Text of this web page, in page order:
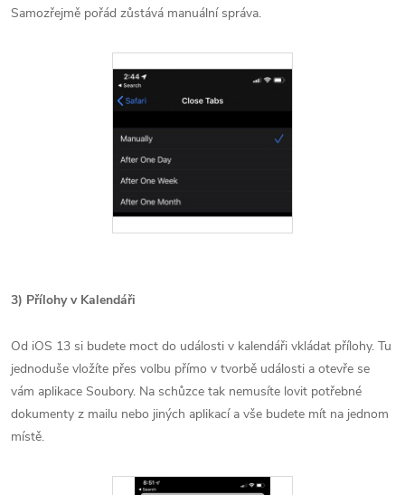
Samozřejmě pořád zůstává manuální správa.
3) Přílohy v Kalendáři
Od iOS 13 si budete moct do události v kalendáři vkládat přílohy. Tu
jednoduše vložíte přes volbu přímo v tvorbě události a otevře se
vám aplikace Soubory. Na schůzce tak nemusíte lovit potřebné
dokumenty z mailu nebo jiných aplikací a vše budete mít na jednom
místě.